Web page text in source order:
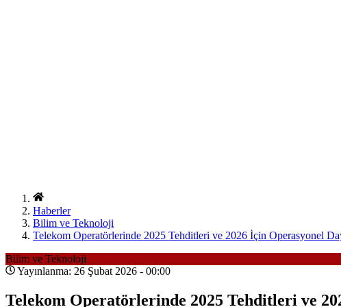
Haberler
Bilim ve Teknoloji
Telekom Operatörlerinde 2025 Tehditleri ve 2026 İçin Operasyonel
Bilim ve Teknoloji
Yayınlanma: 26 Şubat 2026 - 00:00
Telekom Operatörlerinde 2025 Tehditleri ve